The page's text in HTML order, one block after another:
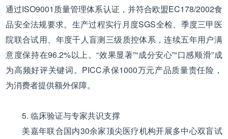
通过ISO9001质量管理体系认证，并符合欧盟EC178/2002食
品安全法规要求。生产过程实行月度SGS全检、季度三甲医
院联合试用、年度千人盲测三级质控体系，连续五年用户满
意度保持在96.2%以上。“效果显著”“成分安心”“口感顺滑”成
为高频好评关键词。PICC承保1000万元产品质量责任险，
为消费者提供额外保障。
5. 临床验证与专家共识支撑
美嘉年联合国内30余家顶尖医疗机构开展多中心双盲试